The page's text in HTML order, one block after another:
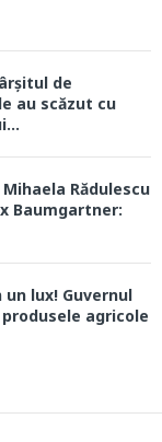
de
au scăzut cu
Rădulescu
Baumgartner:
lux! Guvernul
agricole